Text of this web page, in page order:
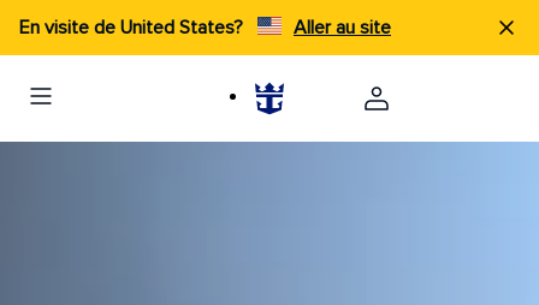
En visite de United States? Aller au site